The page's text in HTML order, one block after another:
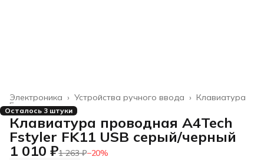
Клавиатура
Устройства ручного ввода ›
Электроника ›
Главная ›
Осталось 3 штуки
Клавиатура проводная A4Tech
Fstyler FK11 USB серый/черный
1 010 ₽1 263 ₽−20%